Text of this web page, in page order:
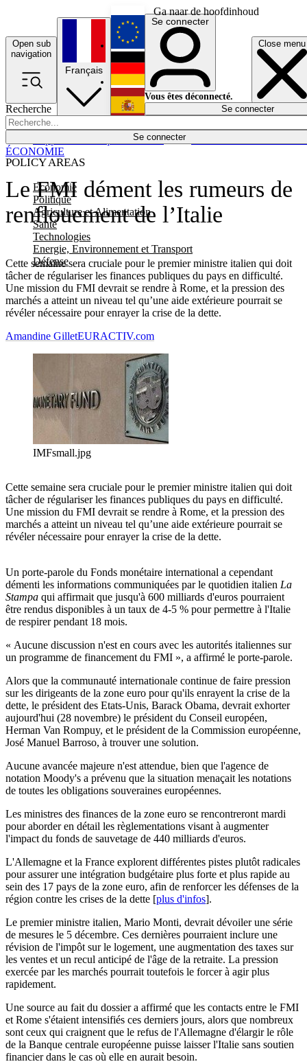
Ga naar de hoofdinhoud
Open sub
navigation
Close menu
Recherche
Se connecter
POLICY AREAS
Economie
Politique
Agriculture et Alimentation
Santé
Technologies
Energie, Environnement et Transport
Défense
Économie
Français
English
Deutsch
Español
Se connecter
Vous êtes déconnecté.
Se connecter
Le FMI dément les rumeurs de
renflouement de l’Italie
Cette semaine sera cruciale pour le premier ministre italien qui doit
tâcher de régulariser les finances publiques du pays en difficulté.
Une mission du FMI devrait se rendre à Rome, et la pression des
marchés a atteint un niveau tel qu’une aide extérieure pourrait se
révéler nécessaire pour enrayer la crise de la dette.
ÉCONOMIE
Amandine GilletEURACTIV.com
IMFsmall.jpg
Cette semaine sera cruciale pour le premier ministre italien qui doit
tâcher de régulariser les finances publiques du pays en difficulté.
Une mission du FMI devrait se rendre à Rome, et la pression des
marchés a atteint un niveau tel qu’une aide extérieure pourrait se
révéler nécessaire pour enrayer la crise de la dette.
Un porte-parole du Fonds monétaire international a cependant
démenti les informations communiquées par le quotidien italien La
Stampa qui affirmait que jusqu'à 600 milliards d'euros pourraient
être rendus disponibles à un taux de 4-5 % pour permettre à l'Italie
de respirer pendant 18 mois.
« Aucune discussion n'est en cours avec les autorités italiennes sur
un programme de financement du FMI », a affirmé le porte-parole.
Alors que la communauté internationale continue de faire pression
sur les dirigeants de la zone euro pour qu'ils enrayent la crise de la
dette, le président des Etats-Unis, Barack Obama, devrait exhorter
aujourd'hui (28 novembre) le président du Conseil européen,
Herman Van Rompuy, et le président de la Commission européenne,
José Manuel Barroso, à trouver une solution.
Aucune avancée majeure n'est attendue, bien que l'agence de
notation Moody's a prévenu que la situation menaçait les notations
de toutes les obligations souveraines européennes.
Les ministres des finances de la zone euro se rencontreront mardi
pour aborder en détail les règlementations visant à augmenter
l'impact du fonds de sauvetage de 440 milliards d'euros.
L'Allemagne et la France explorent différentes pistes plutôt radicales
pour assurer une intégration budgétaire plus forte et plus rapide au
sein des 17 pays de la zone euro, afin de renforcer les défenses de la
région contre les crises de la dette [plus d'infos].
Le premier ministre italien, Mario Monti, devrait dévoiler une série
de mesures le 5 décembre. Ces dernières pourraient inclure une
révision de l'impôt sur le logement, une augmentation des taxes sur
les ventes et un recul anticipé de l'âge de la retraite. La pression
exercée par les marchés pourrait toutefois le forcer à agir plus
rapidement.
Une source au fait du dossier a affirmé que les contacts entre le FMI
et Rome s'étaient intensifiés ces derniers jours, alors que nombreux
sont ceux qui craignent que le refus de l'Allemagne d'élargir le rôle
de la Banque centrale européenne puisse laisser l'Italie sans soutien
financier dans le cas où elle en aurait besoin.